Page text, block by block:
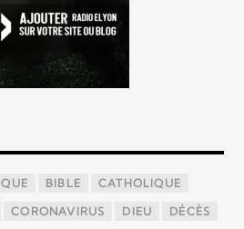
BIBLE CATHOLIQUE
CORONAVIRUS DIEU DÉCÈS